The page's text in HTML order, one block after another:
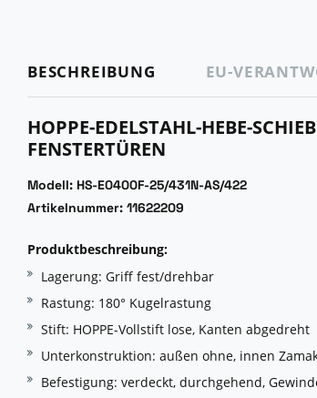
BESCHREIBUNG EU-
HOPPE-EDELSTAHL-HEBE-
ENSTERTÜREN
Modell: HS-E0400F-25/431N-AS/422
Artikelnummer: 11622209
Produktbeschreibung:
Lagerung: Griff fest/drehbar
Rastung: 180° Kugelrastung
Stift: HOPPE-Vollstift lose, Kanten abgedreht
Unterkonstruktion: außen ohne, innen
Befestigung: verdeckt, durchgehend,